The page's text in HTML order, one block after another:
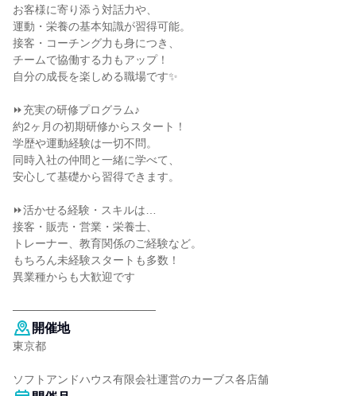
お客様に寄り添う対話力や、
運動・栄養の基本知識が習得可能。
接客・コーチング力も身につき、
チームで協働する力もアップ！
自分の成長を楽しめる職場です✨
⏩充実の研修プログラム♪
約2ヶ月の初期研修からスタート！
学歴や運動経験は一切不問。
同時入社の仲間と一緒に学べて、
安心して基礎から習得できます。
⏩活かせる経験・スキルは…
接客・販売・営業・栄養士、
トレーナー、教育関係のご経験など。
もちろん未経験スタートも多数！
異業種からも大歓迎です
──────────────────
開催地
東京都
ソフトアンドハウス有限会社運営のカーブス各店舗